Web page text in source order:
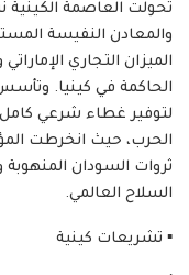
تحولت العاصمة الكينية
والمعادن النفيسة
الميزان التجاري
الحاكمة في كينيا.
لتوفير غطاء شرعي كامل
الحرب، حيث انخرطت
ثروات السودان
السلاح العالمي.
​▪️ تشريعات كينية